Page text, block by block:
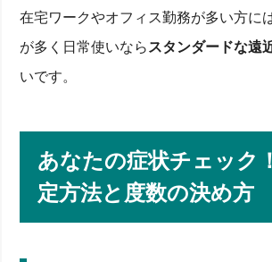
在宅ワークやオフィス勤務が多い方に
が多く日常使いなら スタンダードな遠
いです。
あなたの症状チェック
定方法と度数の決め方